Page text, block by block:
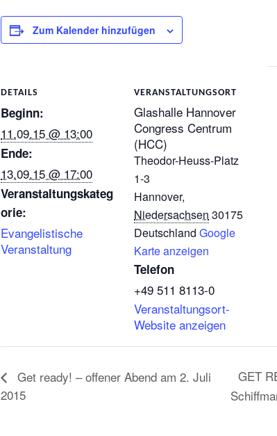
Zum Kalender hinzufügen
DETAILS
Beginn:
11.09.15 @ 13:00
Ende:
13.09.15 @ 17:00
Veranstaltungskateg
orie:
Evangelistische
Veranstaltung
VERANSTALTUNGSORT
Glashalle Hannover
Congress Centrum
(HCC)
Theodor-Heuss-Platz
1-3
Hannover,
Niedersachsen 30175
Deutschland Google
Karte anzeigen
Telefon
+49 511 8113-0
Veranstaltungsort-
Website anzeigen
Get ready! – offener Abend am 2. Juli
2015
GET